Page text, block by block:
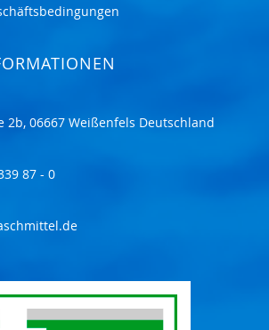
2b, 06667 Weißenfels Deutschland
87 - 0